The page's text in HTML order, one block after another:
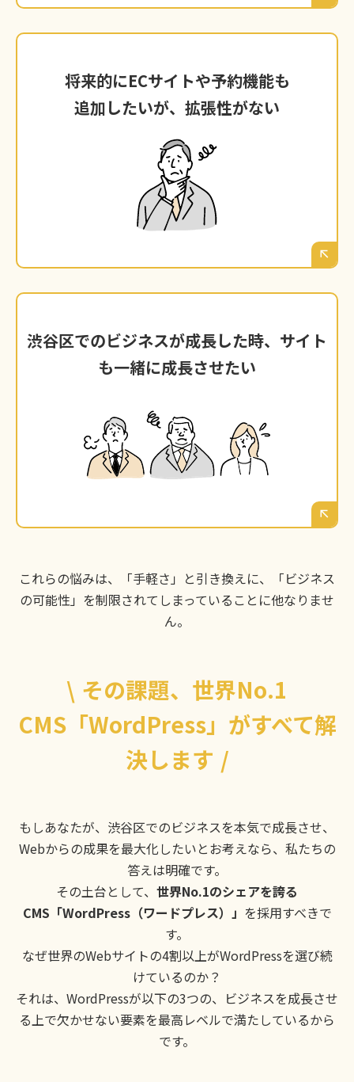
将来的にECサイトや予約機能も
追加したいが、拡張性がない
将来的にECサイトや予約機能も
追加したいが、拡張性がない
ビジネスが成長し、新しいサービス（通販、オ
ンライン予約など）を追加したくなった時、サ
イトを一から作り直さなければならないことが
渋谷区でのビジネスが成長した時、 サイト
も一緒に成長させたい
渋谷区でのビジネスが成長した時、
サイト
も一緒に成長させたい
安価なプラットフォームでは、5年後、10年後
の事業拡大に対応できないのではないか。渋谷
区で長くビジネスを続けるための「資産」とな
これらの悩みは、「手軽さ」と引き換えに、「ビジネス
の可能性」を制限されてしまっていることに他なりませ
ん。
\ その課題、世界No.1
CMS「WordPress」がすべて解
決します /
もしあなたが、渋谷区でのビジネスを本気で成長させ、
Webからの成果を最大化したいとお考えなら、私たちの
答えは明確です。
その土台として、 世界No.1のシェアを誇る
CMS「WordPress（ワードプレス）」 を採用すべきで
す。
なぜ世界のWebサイトの4割以上がWordPressを選び続
けているのか？
それは、WordPressが以下の3つの、ビジネスを成長させ
る上で欠かせない要素を最高レベルで満たしているから
です。